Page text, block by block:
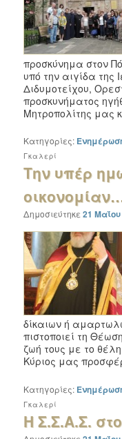
προσκύνημα στον
υπό την αιγίδα
Διδυμοτείχου,
προσκυνήματος
Μητροπολίτης
Κατηγορίες:
Την υπέρ
Γκαλερί
Δημοσιεύτηκε21 Μαΐου
δίκαιων ή
πιστοποιεί τη
ζωή τους με το
Κύριος μας
Κατηγορίες:
Η Σ.Σ.A.Σ.
Γκαλερί